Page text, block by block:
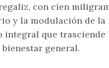
con cien
y la modulación de la
que
general.